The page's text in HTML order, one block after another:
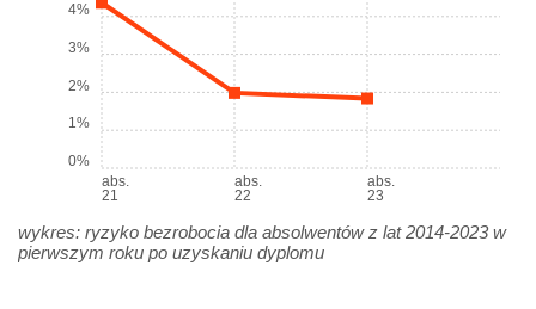
abs.
21
abs.
22
abs.
23
0%
1%
2%
3%
4%
wykres: ryzyko bezrobocia dla absolwentów z lat 2014-2023 w
pierwszym roku po uzyskaniu dyplomu